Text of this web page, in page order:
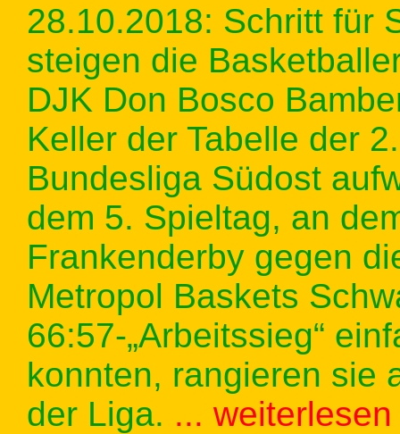
28.10.2018: Schritt für
steigen die
DJK Don Bosco
Keller der Tabelle der
Bundesliga Südost
dem 5. Spieltag, an
Frankenderby gegen
Metropol Baskets
66:57-„Arbeitssieg“
konnten, rangieren sie
der Liga. ... weiterlesen